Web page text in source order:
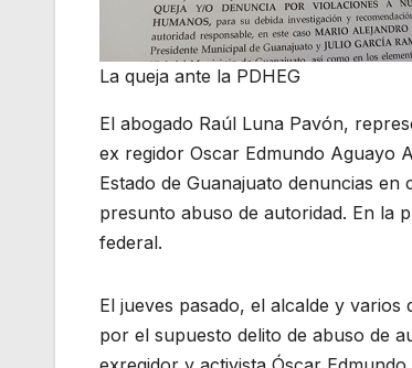
La queja ante la PDHEG
El abogado Raúl Luna Pavón,
ex regidor Oscar Edmundo Aguayo
Estado de Guanajuato denuncias
presunto abuso de autoridad. En la
federal.
El jueves pasado, el alcalde y
por el supuesto delito de abuso de